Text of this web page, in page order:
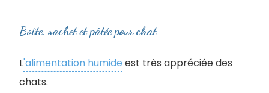
Boîte, sachet et pâtée pour chat
L'alimentation humide est très appréciée des
chats.